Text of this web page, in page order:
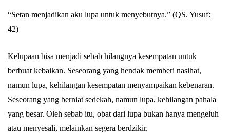
“Setan menjadikan aku lupa untuk menyebutnya.” (QS. Yusuf:
42)
Kelupaan bisa menjadi sebab hilangnya kesempatan untuk
berbuat kebaikan. Seseorang yang hendak memberi nasihat,
namun lupa, kehilangan kesempatan menyampaikan kebenaran.
Seseorang yang berniat sedekah, namun lupa, kehilangan pahala
yang besar. Oleh sebab itu, obat dari lupa bukan hanya mengeluh
atau menyesali, melainkan segera berdzikir.